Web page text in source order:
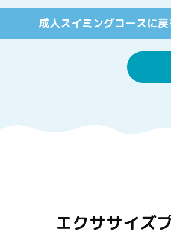
成人スイミングコースに戻
エクササイズ